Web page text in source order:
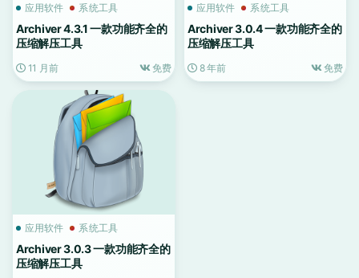
应用软件 系统工具
Archiver 4.3.1 一款功能齐全的
压缩解压工具
11 月前 免费
应用软件 系统工具
Archiver 3.0.4 一款功能齐全的
压缩解压工具
8 年前 免费
应用软件 系统工具
Archiver 3.0.3 一款功能齐全的
压缩解压工具